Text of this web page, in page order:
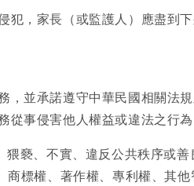
，家長（或監護人）應盡到
並承諾遵守中華民國相關法
事侵害他人權益或違法之行為
褻、不實、違反公共秩序或
標權、著作權、專利權、其他